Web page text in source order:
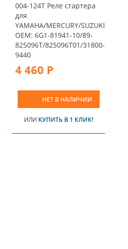
004-124T Реле стартера
для
YAMAHA/MERCURY/SUZUKI
OEM: 6G1-81941-10/89-
825096T/825096T01/31800-
9440
4 460 Р
НЕТ В НАЛИЧИИ
ИЛИ КУПИТЬ В 1 КЛИК!